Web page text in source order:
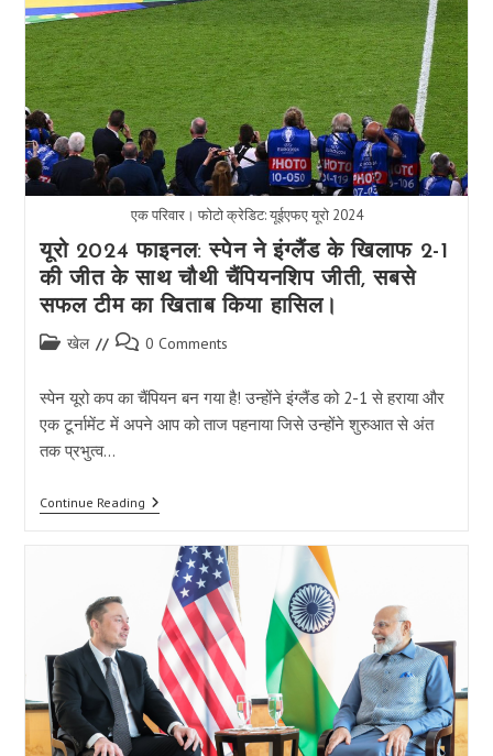
एक परिवार। फोटो क्रेडिट: यूईएफए यूरो 2024
यूरो 2024 फाइनल: स्पेन ने इंग्लैंड के खिलाफ 2-1
की जीत के साथ चौथी चैंपियनशिप जीती, सबसे
सफल टीम का खिताब किया हासिल।
Post खेल
Post 0 Comments
स्पेन यूरो कप का चैंपियन बन गया है! उन्होंने इंग्लैंड को 2-1 से हराया और
एक टूर्नामेंट में अपने आप को ताज पहनाया जिसे उन्होंने शुरुआत से अंत
तक प्रभुत्व…
Continue Readingयूरो
इंग्लैंड
खिलाफ
2-
1
की
जीत
के
साथ